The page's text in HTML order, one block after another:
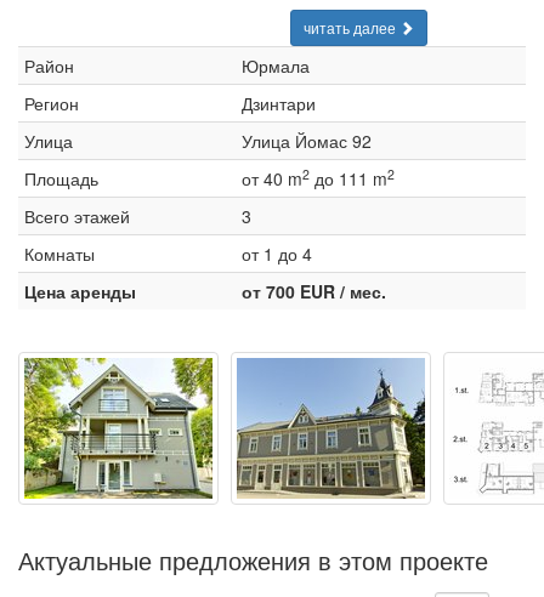
читать далее
Район
Юрмала
Регион
Дзинтари
Улица
Улица Йомас 92
Площадь
от 40 m2 до 111 m2
Всего этажей
3
Комнаты
от 1 до 4
Цена аренды
от 700 EUR / мес.
Актуальные предложения в этом проекте